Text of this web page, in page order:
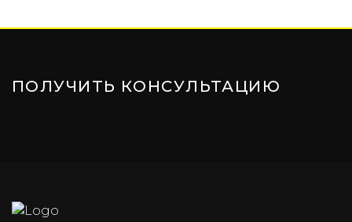
ПОЛУЧИТЬ КОНСУЛЬТАЦИЮ